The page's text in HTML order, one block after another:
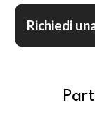
Richiedi